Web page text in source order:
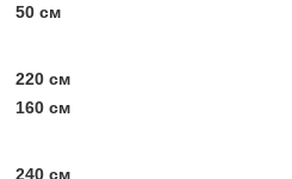
50 см
220 см
160 см
240 см